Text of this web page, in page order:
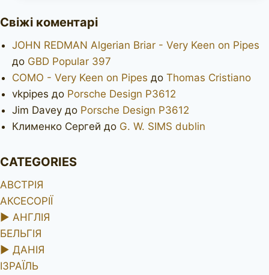
Amici
Свіжі коментарі
JOHN REDMAN Algerian Briar - Very Keen on Pipes
до GBD Popular 397
COMO - Very Keen on Pipes до Thomas Cristiano
vkpipes до Porsche Design P3612
Jim Davey до Porsche Design P3612
Клименко Сергей до G. W. SIMS dublin
CATEGORIES
АВСТРІЯ
АКСЕСОРІЇ
► АНГЛІЯ
БЕЛЬГІЯ
► ДАНІЯ
ІЗРАЇЛЬ